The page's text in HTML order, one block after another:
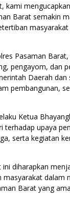
kami
Barat semakin
Pasaman
pengayom, dan
Daerah
pembangunan,
Ketua
terhadap upaya
serta kegiatan
diharapkan
dalam
Barat yang